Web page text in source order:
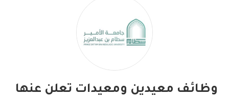
وظائف معيدين ومعيدات تعلن عنها